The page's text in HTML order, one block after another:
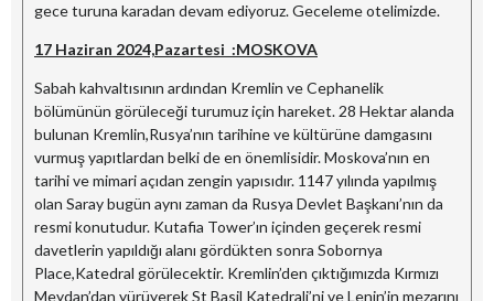
gece turuna karadan devam ediyoruz. Geceleme otelimizde.
17 Haziran 2024,Pazartesi :MOSKOVA
Sabah kahvaltısının ardından Kremlin ve Cephanelik
bölümünün görüleceği turumuz için hareket. 28 Hektar alanda
bulunan Kremlin,Rusya’nın tarihine ve kültürüne damgasını
vurmuş yapıtlardan belki de en önemlisidir. Moskova’nın en
tarihi ve mimari açıdan zengin yapısıdır. 1147 yılında yapılmış
olan Saray bugün aynı zaman da Rusya Devlet Başkanı’nın da
resmi konutudur. Kutafia Tower’ın içinden geçerek resmi
davetlerin yapıldığı alanı gördükten sonra Sobornya
Place,Katedral görülecektir. Kremlin’den çıktığımızda Kırmızı
Meydan’dan yürüyerek St Basil Katedrali’ni ve Lenin’in mezarını